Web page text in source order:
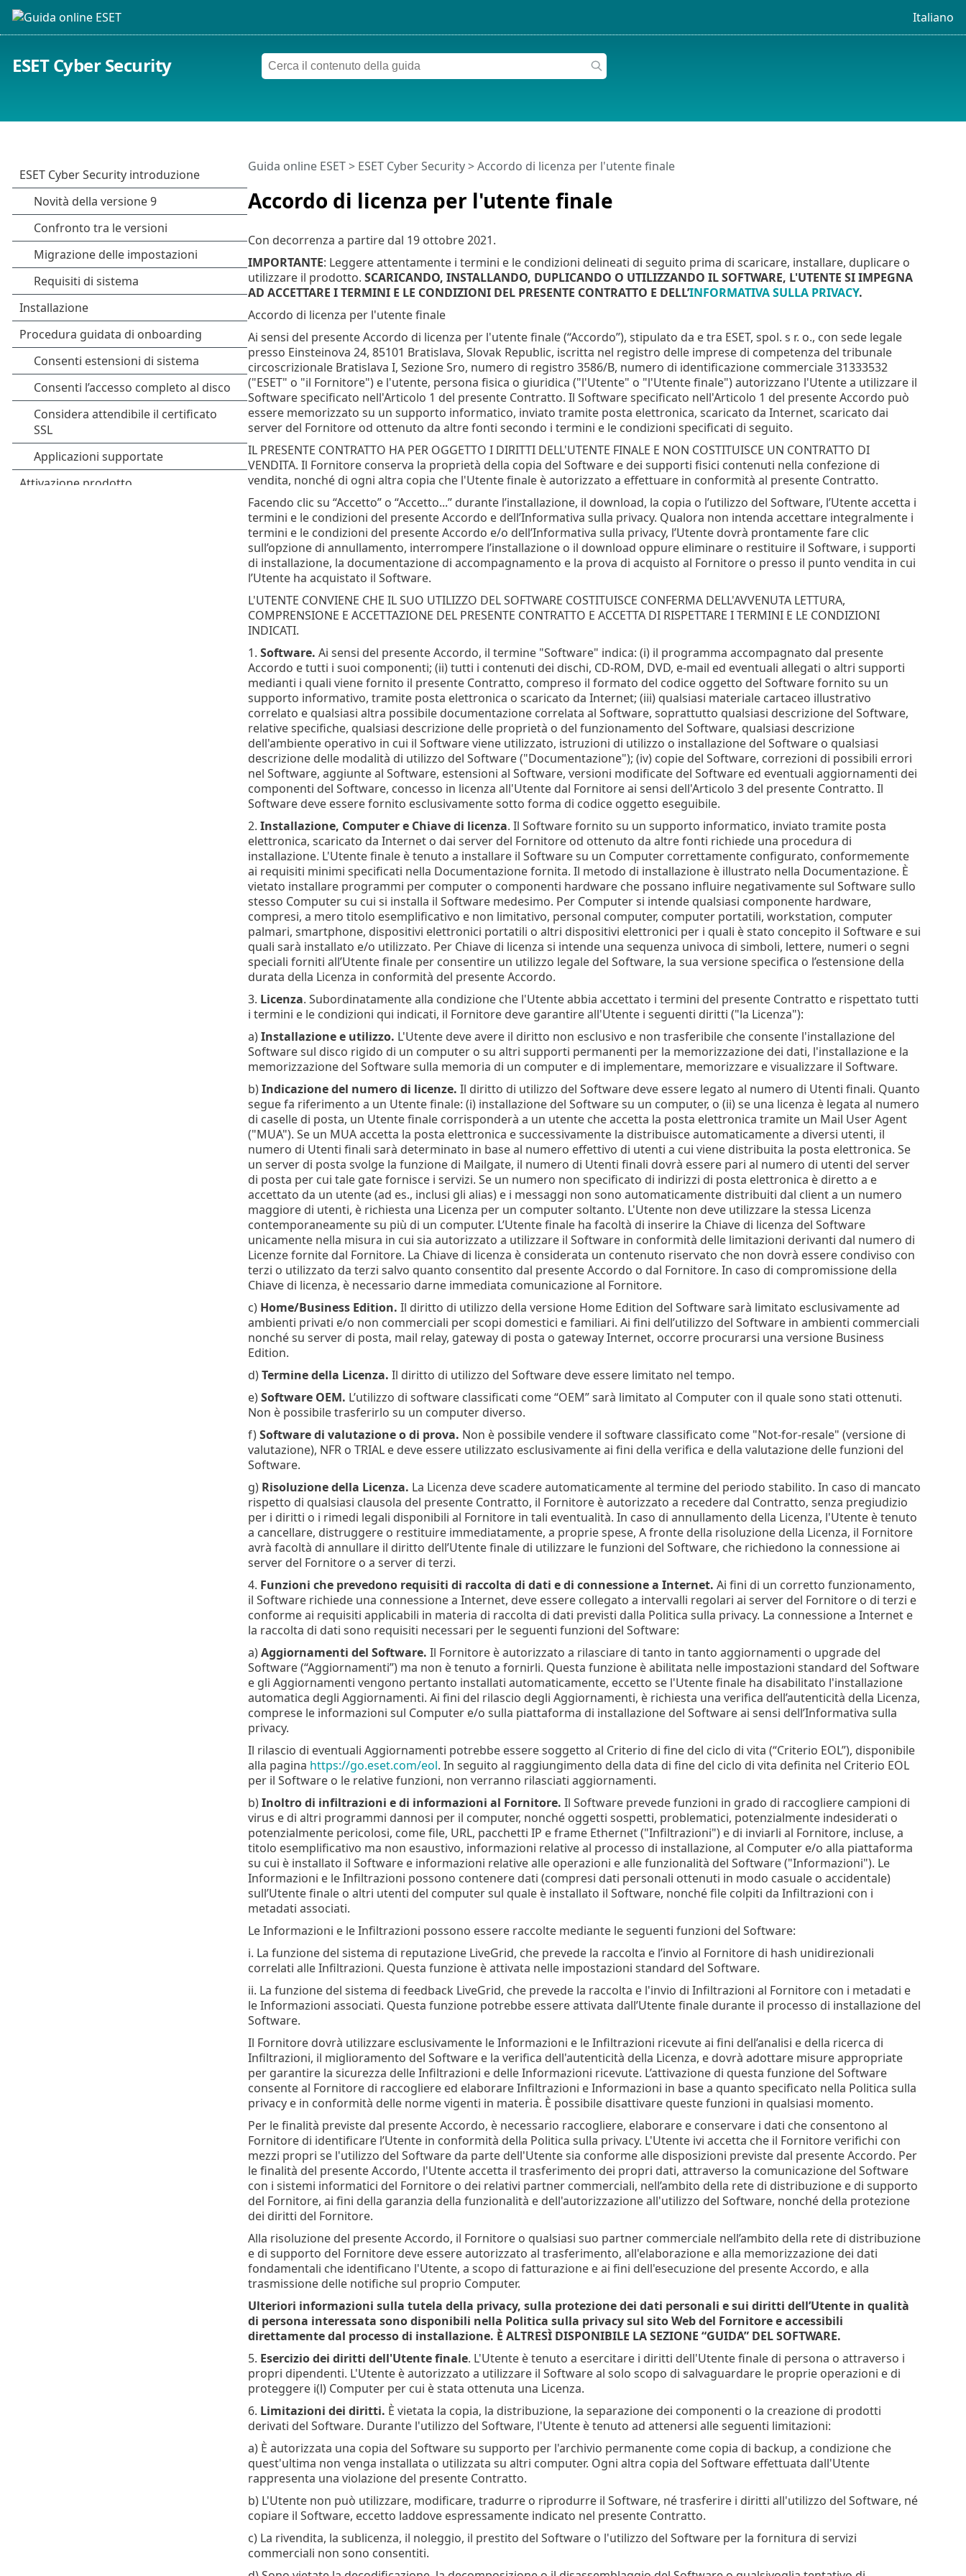
Italiano
ESET Cyber Security
Accordo di licenza per l'utente finale
Guida online ESET> ESET Cyber Security>Accordo di licenza per l'utente finale
Con decorrenza a partire dal 19 ottobre 2021.
IMPORTANTE: Leggere attentamente i termini e le condizioni delineati di seguito prima di scaricare, installare, duplicare o
utilizzare il prodotto. SCARICANDO, INSTALLANDO, DUPLICANDO O UTILIZZANDO IL SOFTWARE, L'UTENTE SI IMPEGNA
AD ACCETTARE I TERMINI E LE CONDIZIONI DEL PRESENTE CONTRATTO E DELL’INFORMATIVA SULLA PRIVACY.
Accordo di licenza per l'utente finale
Ai sensi del presente Accordo di licenza per l'utente finale (“Accordo”), stipulato da e tra ESET, spol. s r. o., con sede legale
presso Einsteinova 24, 85101 Bratislava, Slovak Republic, iscritta nel registro delle imprese di competenza del tribunale
circoscrizionale Bratislava I, Sezione Sro, numero di registro 3586/B, numero di identificazione commerciale 31333532
("ESET" o "il Fornitore") e l'utente, persona fisica o giuridica ("l'Utente" o "l'Utente finale") autorizzano l'Utente a utilizzare il
Software specificato nell'Articolo 1 del presente Contratto. Il Software specificato nell'Articolo 1 del presente Accordo può
essere memorizzato su un supporto informatico, inviato tramite posta elettronica, scaricato da Internet, scaricato dai
server del Fornitore od ottenuto da altre fonti secondo i termini e le condizioni specificati di seguito.
IL PRESENTE CONTRATTO HA PER OGGETTO I DIRITTI DELL'UTENTE FINALE E NON COSTITUISCE UN CONTRATTO DI
VENDITA. Il Fornitore conserva la proprietà della copia del Software e dei supporti fisici contenuti nella confezione di
vendita, nonché di ogni altra copia che l'Utente finale è autorizzato a effettuare in conformità al presente Contratto.
Facendo clic su “Accetto” o “Accetto...” durante l’installazione, il download, la copia o l’utilizzo del Software, l’Utente accetta i
termini e le condizioni del presente Accordo e dell’Informativa sulla privacy. Qualora non intenda accettare integralmente i
termini e le condizioni del presente Accordo e/o dell’Informativa sulla privacy, l’Utente dovrà prontamente fare clic
sull’opzione di annullamento, interrompere l’installazione o il download oppure eliminare o restituire il Software, i supporti
di installazione, la documentazione di accompagnamento e la prova di acquisto al Fornitore o presso il punto vendita in cui
l’Utente ha acquistato il Software.
L'UTENTE CONVIENE CHE IL SUO UTILIZZO DEL SOFTWARE COSTITUISCE CONFERMA DELL'AVVENUTA LETTURA,
COMPRENSIONE E ACCETTAZIONE DEL PRESENTE CONTRATTO E ACCETTA DI RISPETTARE I TERMINI E LE CONDIZIONI
INDICATI.
1. Software. Ai sensi del presente Accordo, il termine "Software" indica: (i) il programma accompagnato dal presente
Accordo e tutti i suoi componenti; (ii) tutti i contenuti dei dischi, CD-ROM, DVD, e-mail ed eventuali allegati o altri supporti
medianti i quali viene fornito il presente Contratto, compreso il formato del codice oggetto del Software fornito su un
supporto informativo, tramite posta elettronica o scaricato da Internet; (iii) qualsiasi materiale cartaceo illustrativo
correlato e qualsiasi altra possibile documentazione correlata al Software, soprattutto qualsiasi descrizione del Software,
relative specifiche, qualsiasi descrizione delle proprietà o del funzionamento del Software, qualsiasi descrizione
dell'ambiente operativo in cui il Software viene utilizzato, istruzioni di utilizzo o installazione del Software o qualsiasi
descrizione delle modalità di utilizzo del Software ("Documentazione"); (iv) copie del Software, correzioni di possibili errori
nel Software, aggiunte al Software, estensioni al Software, versioni modificate del Software ed eventuali aggiornamenti dei
componenti del Software, concesso in licenza all'Utente dal Fornitore ai sensi dell'Articolo 3 del presente Contratto. Il
Software deve essere fornito esclusivamente sotto forma di codice oggetto eseguibile.
2. Installazione, Computer e Chiave di licenza. Il Software fornito su un supporto informatico, inviato tramite posta
elettronica, scaricato da Internet o dai server del Fornitore od ottenuto da altre fonti richiede una procedura di
installazione. L'Utente finale è tenuto a installare il Software su un Computer correttamente configurato, conformemente
ai requisiti minimi specificati nella Documentazione fornita. Il metodo di installazione è illustrato nella Documentazione. È
vietato installare programmi per computer o componenti hardware che possano influire negativamente sul Software sullo
stesso Computer su cui si installa il Software medesimo. Per Computer si intende qualsiasi componente hardware,
compresi, a mero titolo esemplificativo e non limitativo, personal computer, computer portatili, workstation, computer
palmari, smartphone, dispositivi elettronici portatili o altri dispositivi elettronici per i quali è stato concepito il Software e sui
quali sarà installato e/o utilizzato. Per Chiave di licenza si intende una sequenza univoca di simboli, lettere, numeri o segni
speciali forniti all’Utente finale per consentire un utilizzo legale del Software, la sua versione specifica o l’estensione della
durata della Licenza in conformità del presente Accordo.
3. Licenza. Subordinatamente alla condizione che l'Utente abbia accettato i termini del presente Contratto e rispettato tutti
i termini e le condizioni qui indicati, il Fornitore deve garantire all'Utente i seguenti diritti ("la Licenza"):
a)Installazione e utilizzo. L'Utente deve avere il diritto non esclusivo e non trasferibile che consente l'installazione del
Software sul disco rigido di un computer o su altri supporti permanenti per la memorizzazione dei dati, l'installazione e la
memorizzazione del Software sulla memoria di un computer e di implementare, memorizzare e visualizzare il Software.
b)Indicazione del numero di licenze. Il diritto di utilizzo del Software deve essere legato al numero di Utenti finali. Quanto
segue fa riferimento a un Utente finale: (i) installazione del Software su un computer, o (ii) se una licenza è legata al numero
di caselle di posta, un Utente finale corrisponderà a un utente che accetta la posta elettronica tramite un Mail User Agent
("MUA"). Se un MUA accetta la posta elettronica e successivamente la distribuisce automaticamente a diversi utenti, il
numero di Utenti finali sarà determinato in base al numero effettivo di utenti a cui viene distribuita la posta elettronica. Se
un server di posta svolge la funzione di Mailgate, il numero di Utenti finali dovrà essere pari al numero di utenti del server
di posta per cui tale gate fornisce i servizi. Se un numero non specificato di indirizzi di posta elettronica è diretto a e
accettato da un utente (ad es., inclusi gli alias) e i messaggi non sono automaticamente distribuiti dal client a un numero
maggiore di utenti, è richiesta una Licenza per un computer soltanto. L'Utente non deve utilizzare la stessa Licenza
contemporaneamente su più di un computer. L’Utente finale ha facoltà di inserire la Chiave di licenza del Software
unicamente nella misura in cui sia autorizzato a utilizzare il Software in conformità delle limitazioni derivanti dal numero di
Licenze fornite dal Fornitore. La Chiave di licenza è considerata un contenuto riservato che non dovrà essere condiviso con
terzi o utilizzato da terzi salvo quanto consentito dal presente Accordo o dal Fornitore. In caso di compromissione della
Chiave di licenza, è necessario darne immediata comunicazione al Fornitore.
c) Home/Business Edition. Il diritto di utilizzo della versione Home Edition del Software sarà limitato esclusivamente ad
ambienti privati e/o non commerciali per scopi domestici e familiari. Ai fini dell’utilizzo del Software in ambienti commerciali
nonché su server di posta, mail relay, gateway di posta o gateway Internet, occorre procurarsi una versione Business
Edition.
d)Termine della Licenza. Il diritto di utilizzo del Software deve essere limitato nel tempo.
e)Software OEM. L’utilizzo di software classificati come “OEM” sarà limitato al Computer con il quale sono stati ottenuti.
Non è possibile trasferirlo su un computer diverso.
f)Software di valutazione o di prova. Non è possibile vendere il software classificato come "Not-for-resale" (versione di
valutazione), NFR o TRIAL e deve essere utilizzato esclusivamente ai fini della verifica e della valutazione delle funzioni del
Software.
g) Risoluzione della Licenza. La Licenza deve scadere automaticamente al termine del periodo stabilito. In caso di mancato
rispetto di qualsiasi clausola del presente Contratto, il Fornitore è autorizzato a recedere dal Contratto, senza pregiudizio
per i diritti o i rimedi legali disponibili al Fornitore in tali eventualità. In caso di annullamento della Licenza, l'Utente è tenuto
a cancellare, distruggere o restituire immediatamente, a proprie spese, A fronte della risoluzione della Licenza, il Fornitore
avrà facoltà di annullare il diritto dell’Utente finale di utilizzare le funzioni del Software, che richiedono la connessione ai
server del Fornitore o a server di terzi.
4. Funzioni che prevedono requisiti di raccolta di dati e di connessione a Internet. Ai fini di un corretto funzionamento,
il Software richiede una connessione a Internet, deve essere collegato a intervalli regolari ai server del Fornitore o di terzi e
conforme ai requisiti applicabili in materia di raccolta di dati previsti dalla Politica sulla privacy. La connessione a Internet e
la raccolta di dati sono requisiti necessari per le seguenti funzioni del Software:
a)Aggiornamenti del Software. Il Fornitore è autorizzato a rilasciare di tanto in tanto aggiornamenti o upgrade del
Software (“Aggiornamenti”) ma non è tenuto a fornirli. Questa funzione è abilitata nelle impostazioni standard del Software
e gli Aggiornamenti vengono pertanto installati automaticamente, eccetto se l'Utente finale ha disabilitato l'installazione
automatica degli Aggiornamenti. Ai fini del rilascio degli Aggiornamenti, è richiesta una verifica dell’autenticità della Licenza,
comprese le informazioni sul Computer e/o sulla piattaforma di installazione del Software ai sensi dell’Informativa sulla
privacy.
Il rilascio di eventuali Aggiornamenti potrebbe essere soggetto al Criterio di fine del ciclo di vita (“Criterio EOL”), disponibile
alla pagina https://go.eset.com/eol. In seguito al raggiungimento della data di fine del ciclo di vita definita nel Criterio EOL
per il Software o le relative funzioni, non verranno rilasciati aggiornamenti.
b)Inoltro di infiltrazioni e di informazioni al Fornitore. Il Software prevede funzioni in grado di raccogliere campioni di
virus e di altri programmi dannosi per il computer, nonché oggetti sospetti, problematici, potenzialmente indesiderati o
potenzialmente pericolosi, come file, URL, pacchetti IP e frame Ethernet ("Infiltrazioni") e di inviarli al Fornitore, incluse, a
titolo esemplificativo ma non esaustivo, informazioni relative al processo di installazione, al Computer e/o alla piattaforma
su cui è installato il Software e informazioni relative alle operazioni e alle funzionalità del Software ("Informazioni"). Le
Informazioni e le Infiltrazioni possono contenere dati (compresi dati personali ottenuti in modo casuale o accidentale)
sull’Utente finale o altri utenti del computer sul quale è installato il Software, nonché file colpiti da Infiltrazioni con i
metadati associati.
Le Informazioni e le Infiltrazioni possono essere raccolte mediante le seguenti funzioni del Software:
i. La funzione del sistema di reputazione LiveGrid, che prevede la raccolta e l’invio al Fornitore di hash unidirezionali
correlati alle Infiltrazioni. Questa funzione è attivata nelle impostazioni standard del Software.
ii. La funzione del sistema di feedback LiveGrid, che prevede la raccolta e l'invio di Infiltrazioni al Fornitore con i metadati e
le Informazioni associati. Questa funzione potrebbe essere attivata dall’Utente finale durante il processo di installazione del
Software.
Il Fornitore dovrà utilizzare esclusivamente le Informazioni e le Infiltrazioni ricevute ai fini dell’analisi e della ricerca di
Infiltrazioni, il miglioramento del Software e la verifica dell'autenticità della Licenza, e dovrà adottare misure appropriate
per garantire la sicurezza delle Infiltrazioni e delle Informazioni ricevute. L’attivazione di questa funzione del Software
consente al Fornitore di raccogliere ed elaborare Infiltrazioni e Informazioni in base a quanto specificato nella Politica sulla
privacy e in conformità delle norme vigenti in materia. È possibile disattivare queste funzioni in qualsiasi momento.
Per le finalità previste dal presente Accordo, è necessario raccogliere, elaborare e conservare i dati che consentono al
Fornitore di identificare l’Utente in conformità della Politica sulla privacy. L'Utente ivi accetta che il Fornitore verifichi con
mezzi propri se l'utilizzo del Software da parte dell'Utente sia conforme alle disposizioni previste dal presente Accordo. Per
le finalità del presente Accordo, l'Utente accetta il trasferimento dei propri dati, attraverso la comunicazione del Software
con i sistemi informatici del Fornitore o dei relativi partner commerciali, nell’ambito della rete di distribuzione e di supporto
del Fornitore, ai fini della garanzia della funzionalità e dell'autorizzazione all'utilizzo del Software, nonché della protezione
dei diritti del Fornitore.
Alla risoluzione del presente Accordo, il Fornitore o qualsiasi suo partner commerciale nell’ambito della rete di distribuzione
e di supporto del Fornitore deve essere autorizzato al trasferimento, all'elaborazione e alla memorizzazione dei dati
fondamentali che identificano l'Utente, a scopo di fatturazione e ai fini dell'esecuzione del presente Accordo, e alla
trasmissione delle notifiche sul proprio Computer.
Ulteriori informazioni sulla tutela della privacy, sulla protezione dei dati personali e sui diritti dell’Utente in qualità
di persona interessata sono disponibili nella Politica sulla privacy sul sito Web del Fornitore e accessibili
direttamente dal processo di installazione. È ALTRESÌ DISPONIBILE LA SEZIONE “GUIDA” DEL SOFTWARE.
5. Esercizio dei diritti dell'Utente finale. L'Utente è tenuto a esercitare i diritti dell'Utente finale di persona o attraverso i
propri dipendenti. L'Utente è autorizzato a utilizzare il Software al solo scopo di salvaguardare le proprie operazioni e di
proteggere i(l) Computer per cui è stata ottenuta una Licenza.
6. Limitazioni dei diritti. È vietata la copia, la distribuzione, la separazione dei componenti o la creazione di prodotti
derivati del Software. Durante l'utilizzo del Software, l'Utente è tenuto ad attenersi alle seguenti limitazioni:
a) È autorizzata una copia del Software su supporto per l'archivio permanente come copia di backup, a condizione che
quest'ultima non venga installata o utilizzata su altri computer. Ogni altra copia del Software effettuata dall'Utente
rappresenta una violazione del presente Contratto.
b) L'Utente non può utilizzare, modificare, tradurre o riprodurre il Software, né trasferire i diritti all'utilizzo del Software, né
copiare il Software, eccetto laddove espressamente indicato nel presente Contratto.
c) La rivendita, la sublicenza, il noleggio, il prestito del Software o l'utilizzo del Software per la fornitura di servizi
commerciali non sono consentiti.